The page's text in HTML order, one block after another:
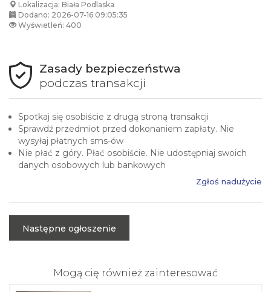
Lokalizacja: Biała Podlaska
Dodano: 2026-07-16 09:05:35
Wyświetleń: 400
Zasady bezpieczeństwa
podczas transakcji
Spotkaj się osobiście z drugą stroną transakcji
Sprawdź przedmiot przed dokonaniem zapłaty. Nie
wysyłaj płatnych sms-ów
Nie płać z góry. Płać osobiście. Nie udostępniaj swoich
danych osobowych lub bankowych
Zgłoś nadużycie
Następne ogłoszenie
Mogą cię również zainteresować